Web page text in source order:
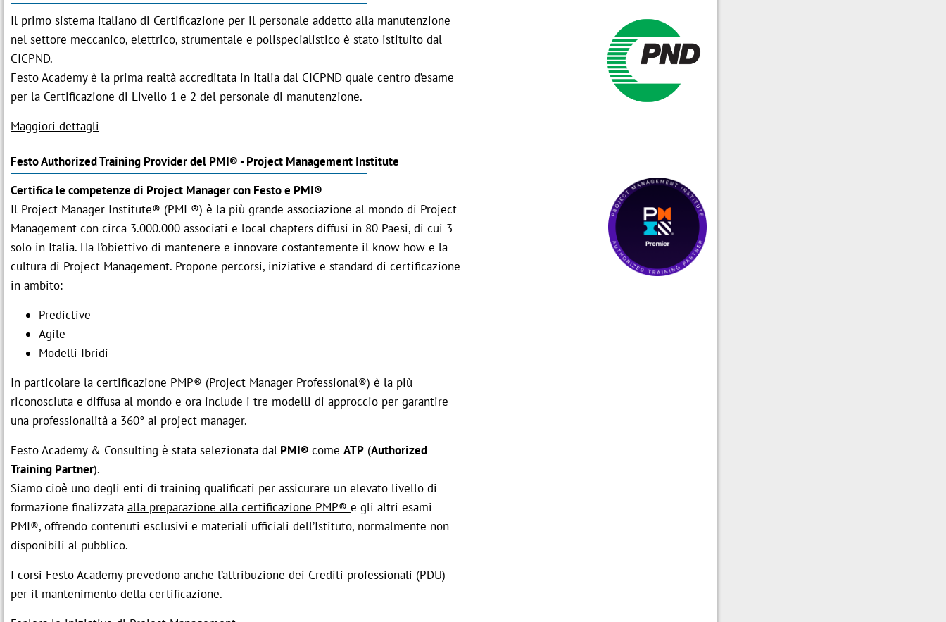
Il primo sistema italiano di Certificazione per il personale addetto alla manutenzione
nel settore meccanico, elettrico, strumentale e polispecialistico è stato istituito dal
CICPND.
Festo Academy è la prima realtà accreditata in Italia dal CICPND quale centro d’esame
per la Certificazione di Livello 1 e 2 del personale di manutenzione.
Maggiori dettagli
Festo Authorized Training Provider del PMI® - Project Management Institute
Certifica le competenze di Project Manager con Festo e PMI®
Il Project Manager Institute® (PMI ®) è la più grande associazione al mondo di Project
Management con circa 3.000.000 associati e local chapters diffusi in 80 Paesi, di cui 3
solo in Italia. Ha l’obiettivo di mantenere e innovare costantemente il know how e la
cultura di Project Management. Propone percorsi, iniziative e standard di certificazione
in ambito:
Predictive
Agile
Modelli Ibridi
In particolare la certificazione PMP® (Project Manager Professional®) è la più
riconosciuta e diffusa al mondo e ora include i tre modelli di approccio per garantire
una professionalità a 360° ai project manager.
Festo Academy & Consulting è stata selezionata dal PMI® come ATP (Authorized
Training Partner).
Siamo cioè uno degli enti di training qualificati per assicurare un elevato livello di
formazione finalizzata alla preparazione alla certificazione PMP® e gli altri esami
PMI®, offrendo contenuti esclusivi e materiali ufficiali dell’Istituto, normalmente non
disponibili al pubblico.
I corsi Festo Academy prevedono anche l’attribuzione dei Crediti professionali (PDU)
per il mantenimento della certificazione.